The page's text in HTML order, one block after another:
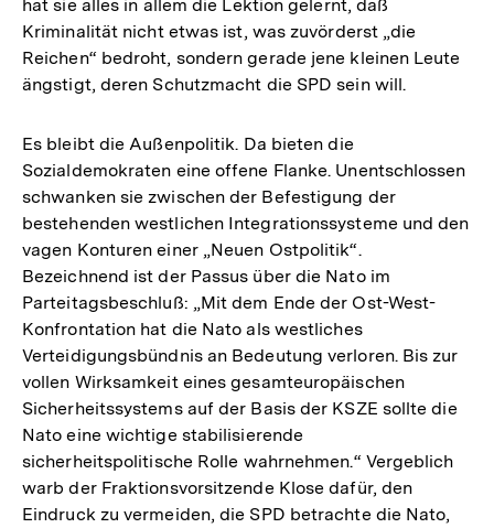
hat sie alles in allem die Lektion gelernt, daß
Kriminalität nicht etwas ist, was zuvörderst „die
Reichen“ bedroht, sondern gerade jene kleinen Leute
ängstigt, deren Schutzmacht die SPD sein will.
Es bleibt die Außenpolitik. Da bieten die
Sozialdemokraten eine offene Flanke. Unentschlossen
schwanken sie zwischen der Befestigung der
bestehenden westlichen Integrationssysteme und den
vagen Konturen einer „Neuen Ostpolitik“.
Bezeichnend ist der Passus über die Nato im
Parteitagsbeschluß: „Mit dem Ende der Ost-West-
Konfrontation hat die Nato als westliches
Verteidigungsbündnis an Bedeutung verloren. Bis zur
vollen Wirksamkeit eines gesamteuropäischen
Sicherheitssystems auf der Basis der KSZE sollte die
Nato eine wichtige stabilisierende
sicherheitspolitische Rolle wahrnehmen.“ Vergeblich
warb der Fraktionsvorsitzende Klose dafür, den
Eindruck zu vermeiden, die SPD betrachte die Nato,